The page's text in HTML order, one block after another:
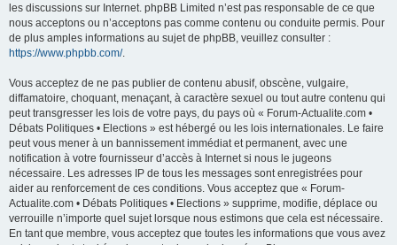
les discussions sur Internet. phpBB Limited n’est pas responsable de ce que
nous acceptons ou n’acceptons pas comme contenu ou conduite permis. Pour
de plus amples informations au sujet de phpBB, veuillez consulter :
https://www.phpbb.com/.
Vous acceptez de ne pas publier de contenu abusif, obscène, vulgaire,
diffamatoire, choquant, menaçant, à caractère sexuel ou tout autre contenu qui
peut transgresser les lois de votre pays, du pays où « Forum-Actualite.com •
Débats Politiques • Elections » est hébergé ou les lois internationales. Le faire
peut vous mener à un bannissement immédiat et permanent, avec une
notification à votre fournisseur d’accès à Internet si nous le jugeons
nécessaire. Les adresses IP de tous les messages sont enregistrées pour
aider au renforcement de ces conditions. Vous acceptez que « Forum-
Actualite.com • Débats Politiques • Elections » supprime, modifie, déplace ou
verrouille n’importe quel sujet lorsque nous estimons que cela est nécessaire.
En tant que membre, vous acceptez que toutes les informations que vous avez